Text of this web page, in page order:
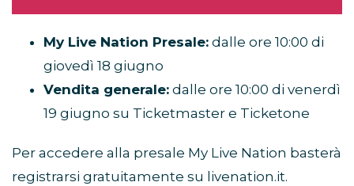
My Live Nation Presale: dalle ore 10:00 di
giovedì 18 giugno
Vendita generale: dalle ore 10:00 di venerdì
19 giugno su Ticketmaster e Ticketone
Per accedere alla presale My Live Nation basterà
registrarsi gratuitamente su livenation.it.